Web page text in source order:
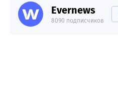
Evernews
8090 подписчиков